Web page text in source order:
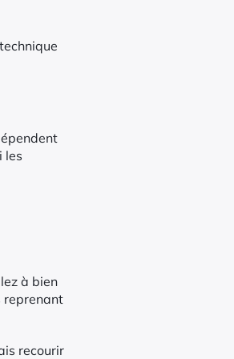
les
à bien
reprenant
recourir